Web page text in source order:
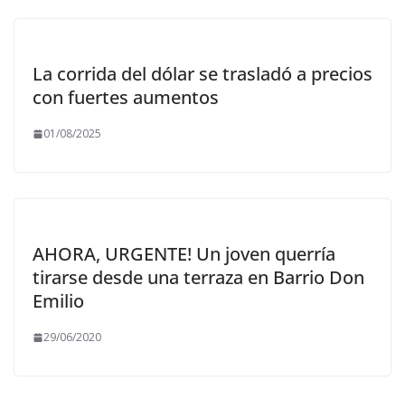
La corrida del dólar se trasladó a precios
con fuertes aumentos
01/08/2025
AHORA, URGENTE! Un joven querría
tirarse desde una terraza en Barrio Don
Emilio
29/06/2020